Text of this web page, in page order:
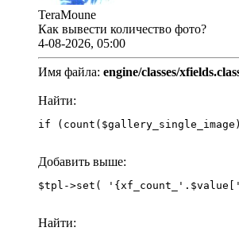
TeraMoune
Как вывести количество фото?
4-08-2026, 05:00
Имя файла: engine/classes/
Найти:
if
Добавить выше:
Найти: